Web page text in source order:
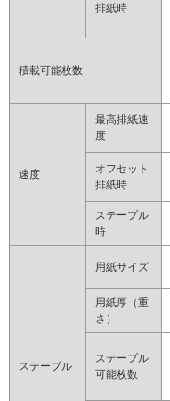
排紙時
積載可能枚数
速度
最高排紙速
度
オフセット
排紙時
ステープル
時
ステープル
用紙サイズ
用紙厚（重
さ）
ステープル
可能枚数